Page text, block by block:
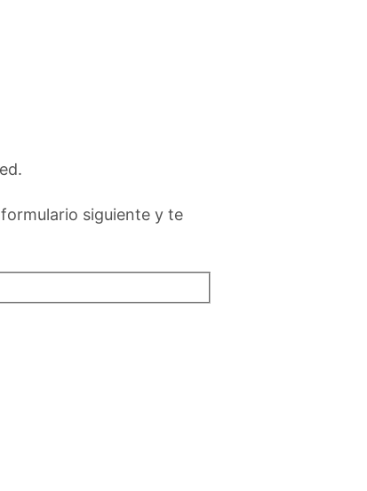
siguiente y te